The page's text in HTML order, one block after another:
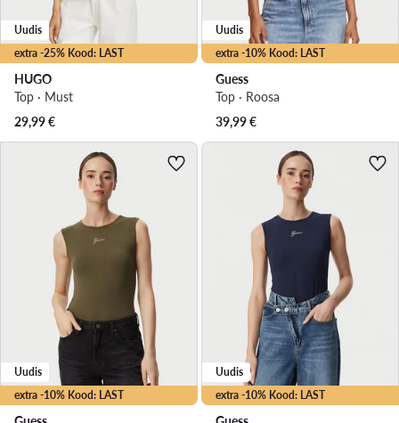
extra -25% Kood: LAST
Uudis
HUGO
Top · Must
29,99€
extra -10% Kood: LAST
Uudis
Guess
Top · Roosa
39,99€
extra -10% Kood: LAST
Uudis
extra -10% Kood: LAST
Uudis